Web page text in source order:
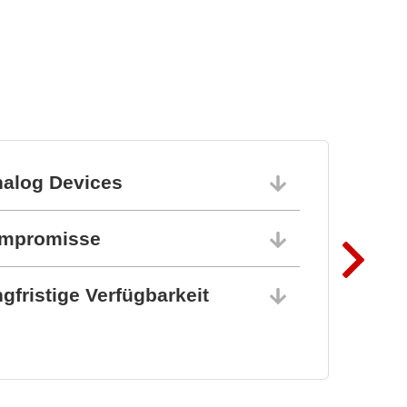
Devices
Verfügbarkeit